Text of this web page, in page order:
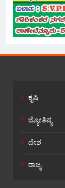
ಕೃಷಿ
ಜ್ಯೋತಿಷ್ಯ
ದೇಶ
ರಾಜ್ಯ